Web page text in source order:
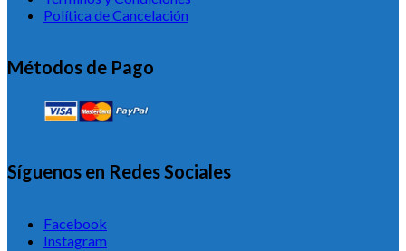
Política de Cancelación
Métodos de Pago
Síguenos en Redes Sociales
Facebook
Instagram